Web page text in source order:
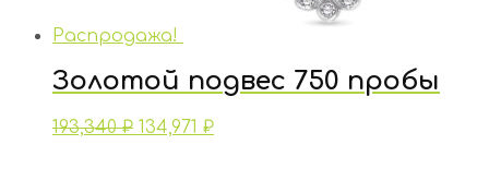
Распродажа!
Золотой подвес 750 пробы
193,340₽ 134,971 ₽